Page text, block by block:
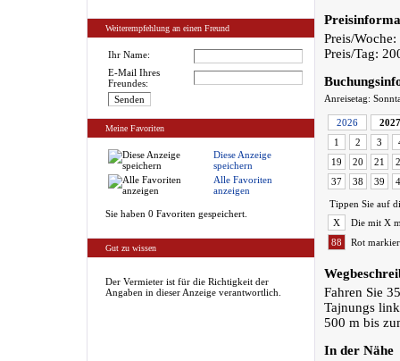
Weiterempfehlung an einen Freund
Ihr Name:
E-Mail Ihres
Freundes:
Meine Favoriten
Diese Anzeige
speichern
Alle Favoriten
anzeigen
Sie haben 0 Favoriten gespeichert.
Gut zu wissen
Der Vermieter ist für die Richtigkeit der
Angaben in dieser Anzeige verantwortlich.
Preis/
Preis/Tag:
Anreisetag:
2026
2027
1
2 3
19
20 21
37
38 39
Tippen Sie auf
X
Die mit X
88
Rot
Fahren Sie
Tajnungs
500 m bis
In der Nähe